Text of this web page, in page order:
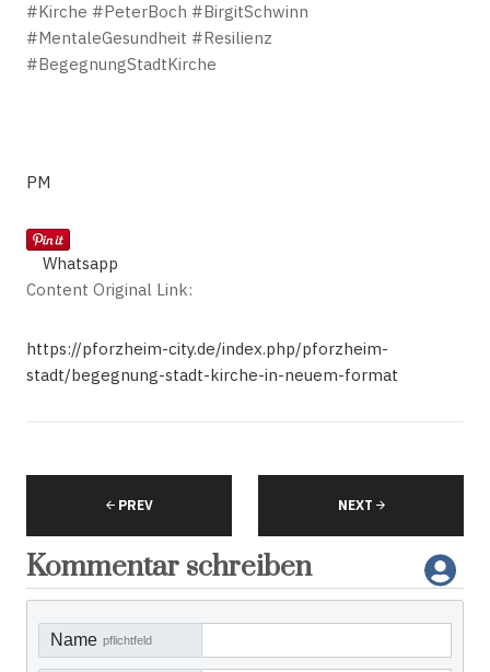
#Kirche #PeterBoch #BirgitSchwinn
#MentaleGesundheit #Resilienz
#BegegnungStadtKirche
PM
Whatsapp
Content Original Link:
https://pforzheim-city.de/index.php/pforzheim-
stadt/begegnung-stadt-kirche-in-neuem-format
PREV NEXT
Kommentar schreiben
Name pflichtfeld